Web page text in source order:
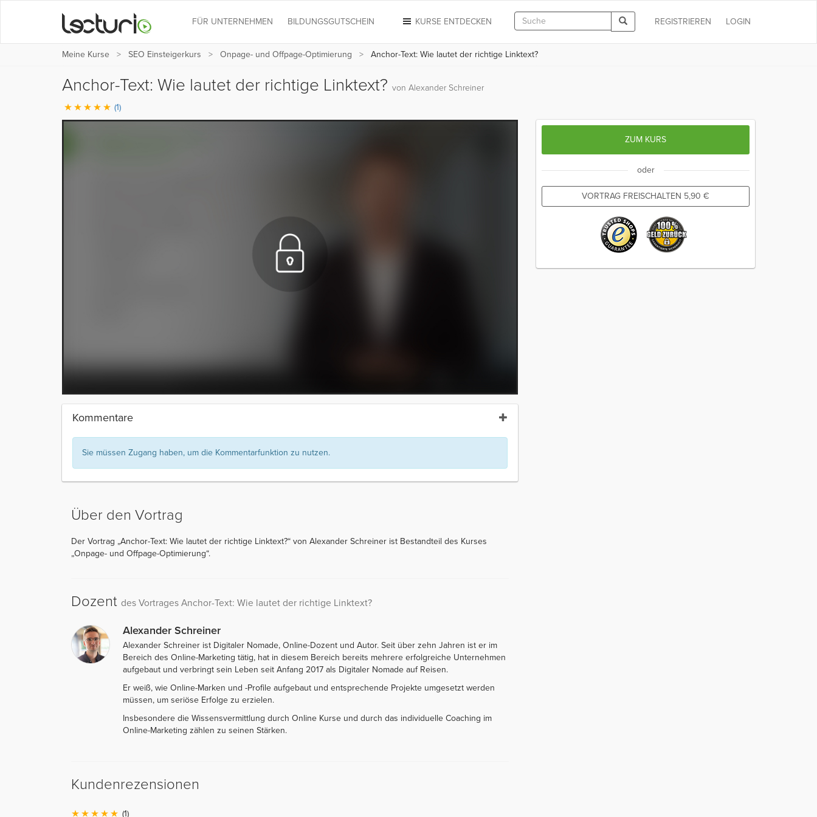
LOGIN
REGISTRIEREN
KURSE ENTDECKEN
FÜR UNTERNEHMEN BILDUNGSGUTSCHEIN
Meine Kurse SEO Einsteigerkurs Onpage- und Offpage-Optimierung Anchor-Text: Wie lautet der richtige Linktext?
Anchor-Text: Wie lautet der richtige Linktext? von Alexander Schreiner
(1)
Kommentare
Sie müssen Zugang haben, um die Kommentarfunktion zu nutzen.
Über den Vortrag
Der Vortrag „Anchor-Text: Wie lautet der richtige Linktext?“ von Alexander Schreiner ist Bestandteil des Kurses
„Onpage- und Offpage-Optimierung“.
Dozent des Vortrages Anchor-Text: Wie lautet der richtige Linktext?
Alexander Schreiner
Alexander Schreiner ist Digitaler Nomade, Online-Dozent und Autor. Seit über zehn Jahren ist er im
Bereich des Online-Marketing tätig, hat in diesem Bereich bereits mehrere erfolgreiche Unternehmen
aufgebaut und verbringt sein Leben seit Anfang 2017 als Digitaler Nomade auf Reisen.
Er weiß, wie Online-Marken und -Profile aufgebaut und entsprechende Projekte umgesetzt werden
müssen, um seriöse Erfolge zu erzielen.
Insbesondere die Wissensvermittlung durch Online Kurse und durch das individuelle Coaching im
Online-Marketing zählen zu seinen Stärken.
Kundenrezensionen
(1)
ZUM KURS
oder
VORTRAG FREISCHALTEN 5,90 €